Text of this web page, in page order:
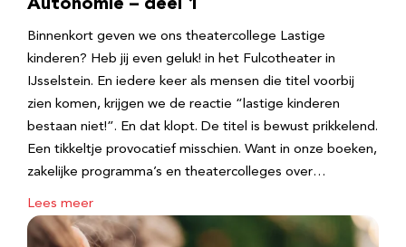
Autonomie – deel 1
Binnenkort geven we ons theatercollege Lastige
kinderen? Heb jij even geluk! in het Fulcotheater in
IJsselstein. En iedere keer als mensen die titel voorbij
zien komen, krijgen we de reactie “lastige kinderen
bestaan niet!”. En dat klopt. De titel is bewust prikkelend.
Een tikkeltje provocatief misschien. Want in onze boeken,
zakelijke programma’s en theatercolleges over…
Lees meer